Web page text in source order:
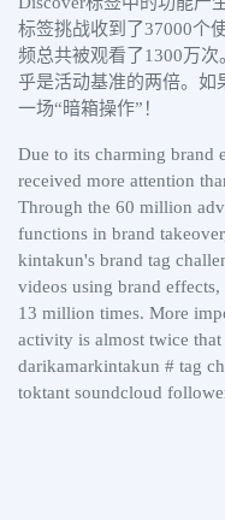
标签挑战收到了37000个
频总共被观看了1300万
乎是活动基准的两倍。如
一场“暗箱操作”！
Due to its charming brand
received more attention
Through the 60 million
functions in brand
kintakun's brand tag
videos using brand
13 million times. More
activity is almost twice
darikamarkintakun # tag
toktant soundcloud